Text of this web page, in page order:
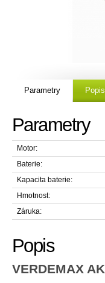
Parametry Popis
Parametry
Motor:
Baterie:
Kapacita baterie:
Hmotnost:
Záruka:
Popis
VERDEMAX